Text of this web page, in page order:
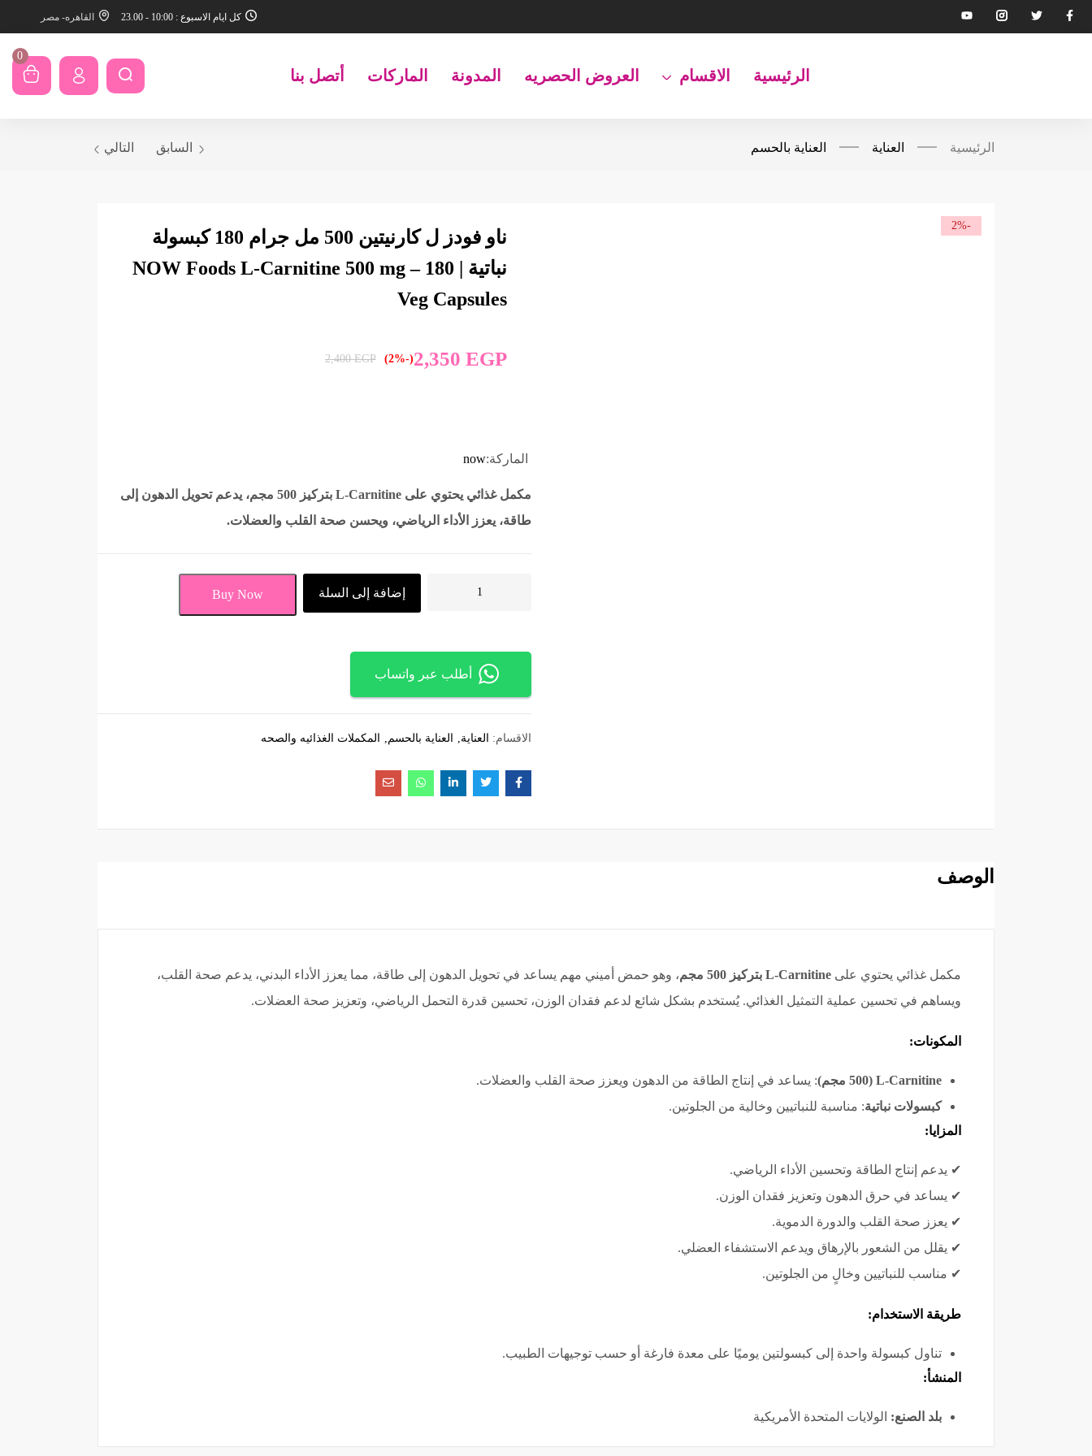
كل ايام الاسبوع : 10:00 - 23.00 القاهره- مصر
الرئيسية الاقسام العروض الحصريه المدونة الماركات أتصل بنا
0
الرئيسية العناية العناية بالحسم السابق التالي
-2%
ناو فودز‏ ل كارنيتين 500 مل جرام 180 كبسولة
نباتية | NOW Foods L-Carnitine 500 mg – 180
Veg Capsules
2,350 EGP
(-2%)
2,400EGP
الماركة:now
مكمل غذائي يحتوي على L-Carnitine بتركيز 500 مجم، يدعم تحويل الدهون إلى
طاقة، يعزز الأداء الرياضي، ويحسن صحة القلب والعضلات.
إضافة إلى السلة Buy Now
أطلب عبر واتساب
الاقسام: العناية العناية بالحسم المكملات الغذائيه والصحه
الوصف
مكمل غذائي يحتوي على L-Carnitine بتركيز 500 مجم
، وهو حمض أميني مهم يساعد في تحويل الدهون إلى طاقة، مما يعزز الأداء البدني، يدعم صحة القلب،
ويساهم في تحسين عملية التمثيل الغذائي. يُستخدم بشكل شائع لدعم فقدان الوزن، تحسين قدرة التحمل الرياضي، وتعزيز صحة العضلات.
المكونات:
L-Carnitine (500 مجم)
: يساعد في إنتاج الطاقة من الدهون ويعزز صحة القلب والعضلات.
كبسولات نباتية: مناسبة للنباتيين وخالية من الجلوتين.
المزايا:
✔ يدعم إنتاج الطاقة وتحسين الأداء الرياضي.
✔ يساعد في حرق الدهون وتعزيز فقدان الوزن.
✔ يعزز صحة القلب والدورة الدموية.
✔ يقلل من الشعور بالإرهاق ويدعم الاستشفاء العضلي.
✔ مناسب للنباتيين وخالٍ من الجلوتين.
طريقة الاستخدام:
تناول كبسولة واحدة إلى كبسولتين يوميًا على معدة فارغة أو حسب توجيهات الطبيب.
المنشأ:
بلد الصنع: الولايات المتحدة الأمريكية